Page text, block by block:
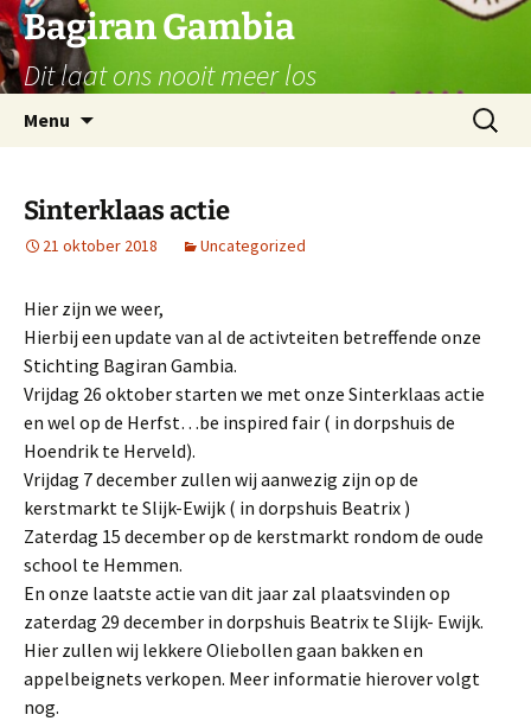
Ga
naar
de
inhoud
Bagiran Gambia
Dit laat ons nooit meer los
Menu
Zoeken
naar:
Sinterklaas actie
21 oktober 2018 Uncategorized
Hier zijn we weer,
Hierbij een update van al de activteiten betreffende onze
Stichting Bagiran Gambia.
Vrijdag 26 oktober starten we met onze Sinterklaas actie
en wel op de Herfst…be inspired fair ( in dorpshuis de
Hoendrik te Herveld).
Vrijdag 7 december zullen wij aanwezig zijn op de
kerstmarkt te Slijk-Ewijk ( in dorpshuis Beatrix )
Zaterdag 15 december op de kerstmarkt rondom de oude
school te Hemmen.
En onze laatste actie van dit jaar zal plaatsvinden op
zaterdag 29 december in dorpshuis Beatrix te Slijk- Ewijk.
Hier zullen wij lekkere Oliebollen gaan bakken en
appelbeignets verkopen. Meer informatie hierover volgt
nog.